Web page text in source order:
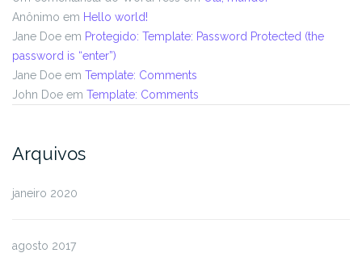
Anônimo em Hello world!
Jane Doe em Protegido: Template: Password Protected (the
password is “enter”)
Jane Doe em Template: Comments
John Doe em Template: Comments
Arquivos
janeiro 2020
agosto 2017